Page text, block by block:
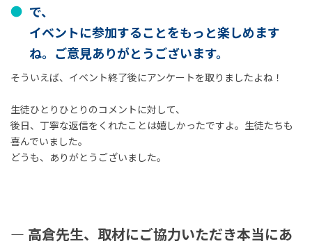
で、
イベントに参加することをもっと楽しめます
ね。ご意見ありがとうございます。
そういえば、イベント終了後にアンケートを取りましたよね！
生徒ひとりひとりのコメントに対して、
後日、丁寧な返信をくれたことは嬉しかったですよ。生徒たちも
喜んでいました。
どうも、ありがとうございました。
― 高倉先生、取材にご協力いただき本当にあ